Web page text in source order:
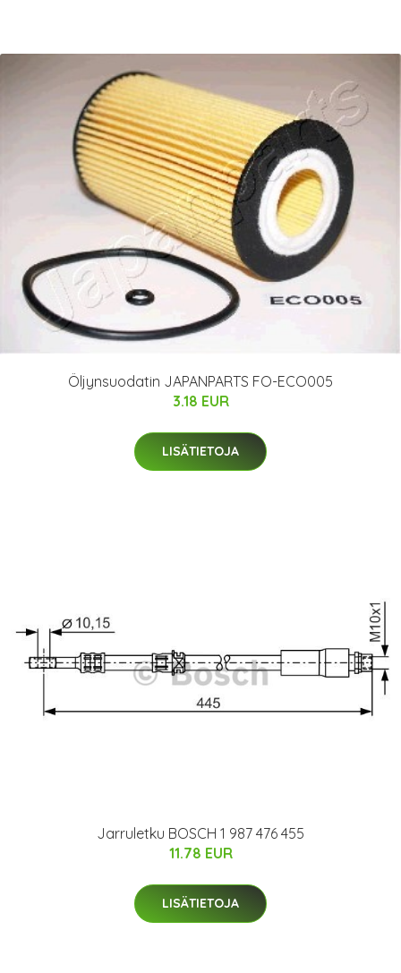
Öljynsuodatin JAPANPARTS FO-ECO005
3.18 EUR
LISÄTIETOJA
Jarruletku BOSCH 1 987 476 455
11.78 EUR
LISÄTIETOJA